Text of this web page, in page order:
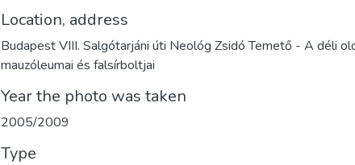
Location, address
Budapest VIII. Salgótarjáni úti Neológ Zsidó Temető - A déli
mauzóleumai és falsírboltjai
Year the photo was taken
2005/2009
Type